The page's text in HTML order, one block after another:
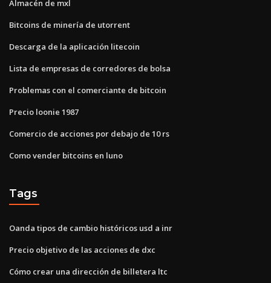
Almacén de mxl
Bitcoins de minería de utorrent
Descarga de la aplicación litecoin
Lista de empresas de corredores de bolsa
Problemas con el comerciante de bitcoin
Precio loonie 1987
Comercio de acciones por debajo de 10 rs
Como vender bitcoins en luno
Tags
Oanda tipos de cambio históricos usd a inr
Precio objetivo de las acciones de dxc
Cómo crear una dirección de billetera ltc